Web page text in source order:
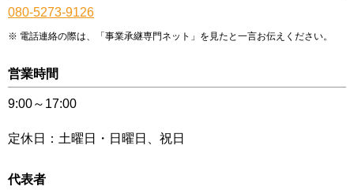
080-5273-9126
電話連絡の際は、「事業承継専門ネット」を見たと一言お伝えください。
営業時間
9:00～17:00
定休日：土曜日・日曜日、祝日
代表者